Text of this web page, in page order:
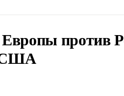
против
США